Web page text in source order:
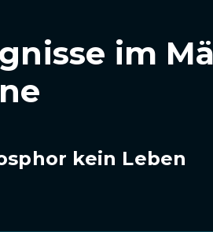
im
kein Leben